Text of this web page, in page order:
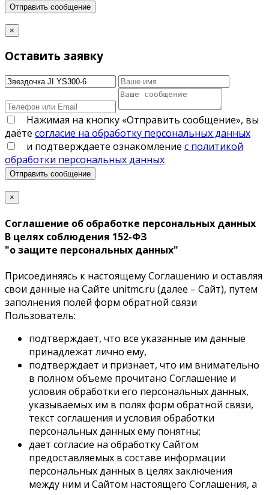
Отправить сообщение
×
Оставить заявку
Нажимая на кнопку «Отправить сообщение», вы
даёте согласие на обработку персональных данных
и подтверждаете ознакомление с политикой
обработки персональных данных
Отправить сообщение
×
Соглашение об обработке персональных данных
В целях соблюдения 152-ФЗ
"о защите персональных данных"
Присоединяясь к настоящему Соглашению и оставляя
свои данные на Сайте unitmc.ru (далее – Сайт), путем
заполнения полей форм обратной связи
Пользователь:
подтверждает, что все указанные им данные
принадлежат лично ему,
подтверждает и признает, что им внимательно
в полном объеме прочитано Соглашение и
условия обработки его персональных данных,
указываемых им в полях форм обратной связи,
текст соглашения и условия обработки
персональных данных ему понятны;
дает согласие на обработку Сайтом
предоставляемых в составе информации
персональных данных в целях заключения
между ним и Сайтом настоящего Соглашения, а